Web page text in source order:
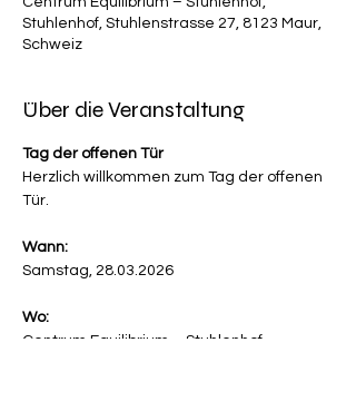
Stuhlenhof, Stuhlenstrasse 27, 8123 Maur,
Schweiz
Über die Veranstaltung
Tag der offenen Tür
Herzlich willkommen zum Tag der offenen
Tür.
Wann:
Samstag, 28.03.2026
Wo:
Centrum Equilibrium – Stuhlenhof